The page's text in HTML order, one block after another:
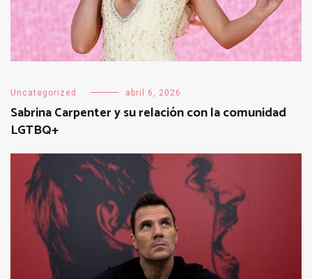
Uncategorized abril 6, 2026
Sabrina Carpenter y su relación con la comunidad
LGTBQ+